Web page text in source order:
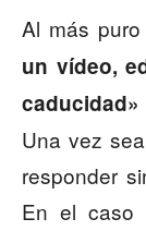
Al más
un vídeo,
caducidad»
Una vez
responder
En el caso